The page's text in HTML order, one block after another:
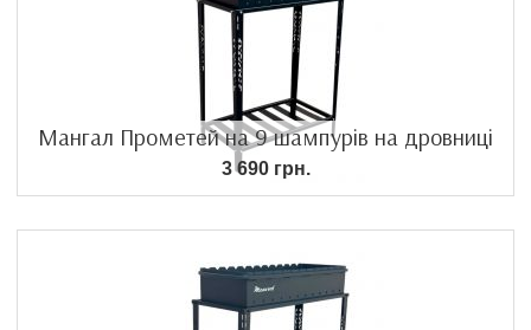
Мангал Прометей на 9 шампурів на дровниці
3 690 грн.